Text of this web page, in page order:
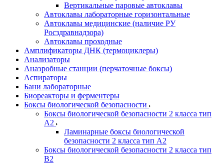
Вертикальные паровые автоклавы
Автоклавы лабораторные горизонтальные
Автоклавы медицинские (наличие РУ
Росздравнадзора)
Автоклавы проходные
Амплификаторы ДНК (термоциклеры)
Анализаторы
Анаэробные станции (перчаточные боксы)
Аспираторы
Бани лабораторные
Биореакторы и ферментеры
Боксы биологической безопасности
Боксы биологической безопасности 2 класса тип
A2
Ламинарные боксы биологической
безопасности 2 класса тип A2
Боксы биологической безопасности 2 класса тип
B2